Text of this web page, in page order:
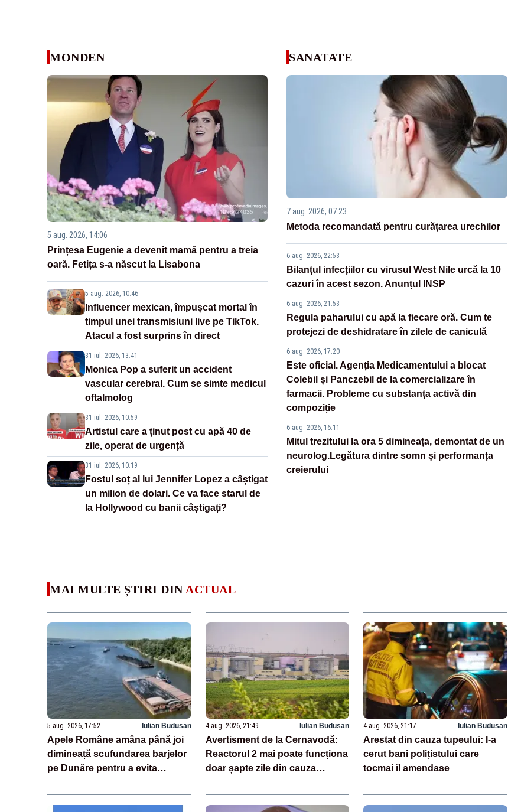
MONDEN
5 aug. 2026, 14:06
Prințesa Eugenie a devenit mamă pentru a treia
oară. Fetița s-a născut la Lisabona
5 aug. 2026, 10:46
Influencer mexican, împușcat mortal în
timpul unei transmisiuni live pe TikTok.
Atacul a fost surprins în direct
31 iul. 2026, 13:41
Monica Pop a suferit un accident
vascular cerebral. Cum se simte medicul
oftalmolog
31 iul. 2026, 10:59
Artistul care a ținut post cu apă 40 de
zile, operat de urgență
31 iul. 2026, 10:19
Fostul soț al lui Jennifer Lopez a câștigat
un milion de dolari. Ce va face starul de
la Hollywood cu banii câștigați?
SANATATE
7 aug. 2026, 07:23
Metoda recomandată pentru curățarea urechilor
6 aug. 2026, 22:53
Bilanțul infecțiilor cu virusul West Nile urcă la 10
cazuri în acest sezon. Anunțul INSP
6 aug. 2026, 21:53
Regula paharului cu apă la fiecare oră. Cum te
protejezi de deshidratare în zilele de caniculă
6 aug. 2026, 17:20
Este oficial. Agenția Medicamentului a blocat
Colebil și Panczebil de la comercializare în
farmacii. Probleme cu substanța activă din
compoziție
6 aug. 2026, 16:11
Mitul trezitului la ora 5 dimineața, demontat de un
neurolog.Legătura dintre somn și performanța
creierului
MAI MULTE ȘTIRI DIN ACTUAL
5 aug. 2026, 17:52 Iulian Budusan
Apele Române amâna până joi
dimineață scufundarea barjelor
pe Dunăre pentru a evita
risc, operațiunea se va anula”
4 aug. 2026, 21:49 Iulian Budusan
Avertisment de la Cernavodă:
Reactorul 2 mai poate funcționa
doar șapte zile din cauza
putea fi repornită Unitatea 1
4 aug. 2026, 21:17 Iulian Budusan
Arestat din cauza tupeului: I-a
cerut bani polițistului care
tocmai îl amendase